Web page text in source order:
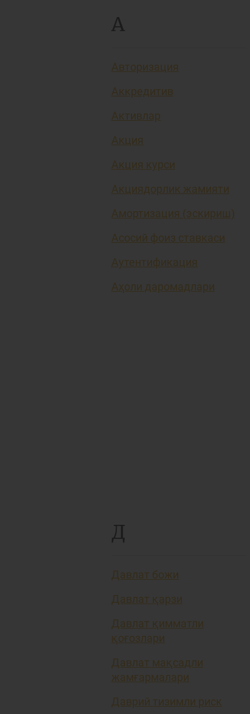
А
Авторизация
Аккредитив
Активлар
Акция
Акция курси
Акциядорлик жамияти
Амортизация (эскириш)
Асосий фоиз ставкаси
Аутентификация
Аҳоли даромадлари
Д
Давлат божи
Давлат қарзи
Давлат қимматли
қоғозлари
Давлат мақсадли
жамғармалари
Даврий тизимли риск